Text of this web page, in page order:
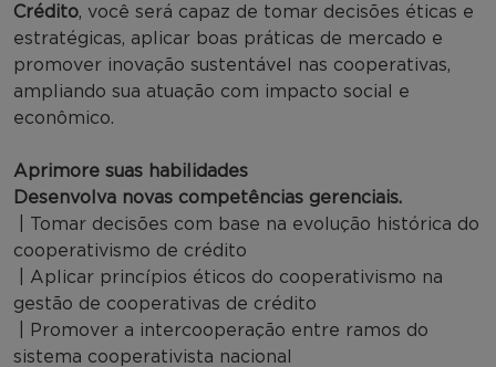
Crédito, você será capaz de tomar decisões éticas e
estratégicas, aplicar boas práticas de mercado e
promover inovação sustentável nas cooperativas,
ampliando sua atuação com impacto social e
econômico.
Aprimore suas habilidades
Desenvolva novas competências gerenciais.
| Tomar decisões com base na evolução histórica do
cooperativismo de crédito
| Aplicar princípios éticos do cooperativismo na
gestão de cooperativas de crédito
| Promover a intercooperação entre ramos do
sistema cooperativista nacional